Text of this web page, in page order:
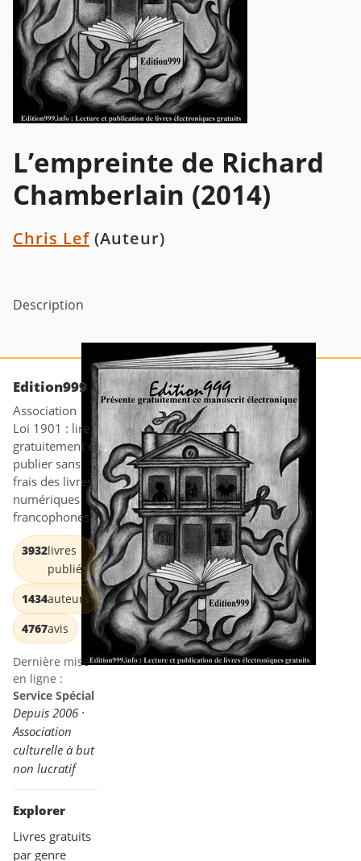
L’empreinte de Richard
Chamberlain (2014)
Chris Lef (Auteur)
Description
Edition999
Association
Loi 1901 : lire
gratuitement et
publier sans
frais des livres
numériques
francophones.
3932livres
publiés
1434auteurs
4767avis
Dernière mise
en ligne :
Service Spécial
Depuis 2006 ·
Association
culturelle à but
non lucratif
Explorer
Livres gratuits
par genre